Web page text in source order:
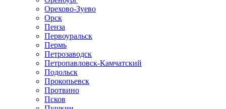
Орехово-Зуево
Орск
Пенза
Первоуральск
Пермь
Петрозаводск
Петропавловск-Камчатский
Подольск
Прокопьевск
Протвино
Псков